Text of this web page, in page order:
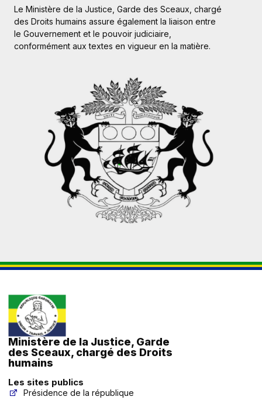
Le Ministère de la Justice, Garde des Sceaux, chargé
des Droits humains assure également la liaison entre
le Gouvernement et le pouvoir judiciaire,
conformément aux textes en vigueur en la matière.
Ministère de la Justice, Garde
des Sceaux, chargé des Droits
humains
Les sites publics
Présidence de la république